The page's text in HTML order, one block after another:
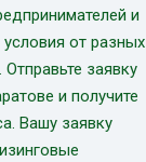
и
от разных
заявку
и получите
Вашу заявку